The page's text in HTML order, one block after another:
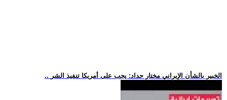
.. الخبير بالشأن الإيراني مختار حداد: يجب على أمريكا تنفيذ الشر